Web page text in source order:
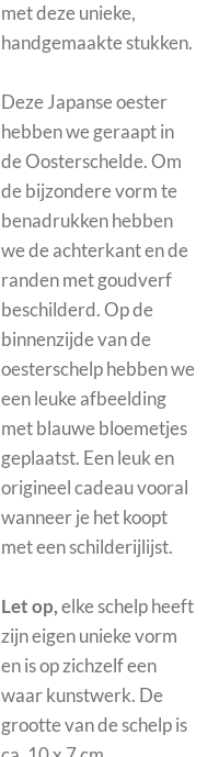
met deze unieke,
handgemaakte stukken.
Deze Japanse oester
hebben we geraapt in
de Oosterschelde. Om
de bijzondere vorm te
benadrukken hebben
we de achterkant en de
randen met goudverf
beschilderd. Op de
binnenzijde van de
oesterschelp hebben we
een leuke afbeelding
met blauwe bloemetjes
geplaatst. Een leuk en
origineel cadeau vooral
wanneer je het koopt
met een schilderijlijst.
Let op,elke schelp heeft
zijn eigen unieke vorm
en is op zichzelf een
waar kunstwerk. De
grootte van de schelp is